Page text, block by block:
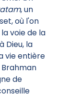
, un
où l'on
voie de la
Dieu, la
vie entière
de